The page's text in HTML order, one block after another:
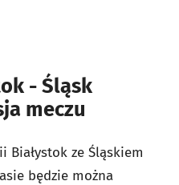
- Śląsk
meczu
Białystok ze Śląskiem
będzie można